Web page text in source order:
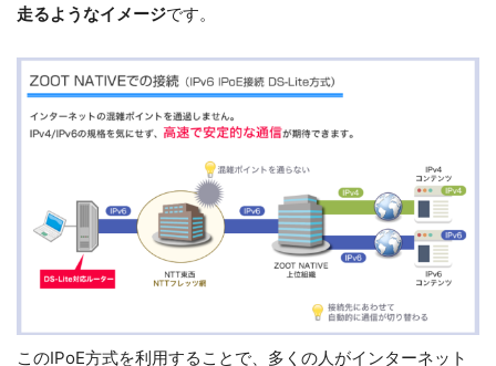
走るようなイメージです。
このIPoE方式を利用することで、多くの人がインターネット